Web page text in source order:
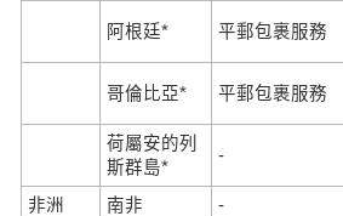
阿根廷* 平郵包裹服務
哥倫比亞* 平郵包裹服務
荷屬安的列
斯群島*
-
非洲 南非 -